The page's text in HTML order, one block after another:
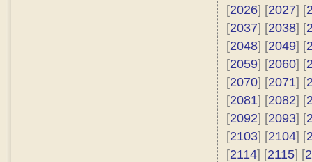
[2026] [2027] [
[2037] [2038] [
[2048] [2049] [
[2059] [2060] [
[2070] [2071] [
[2081] [2082] [
[2092] [2093] [
[2103] [2104] [
[2114] [2115] [